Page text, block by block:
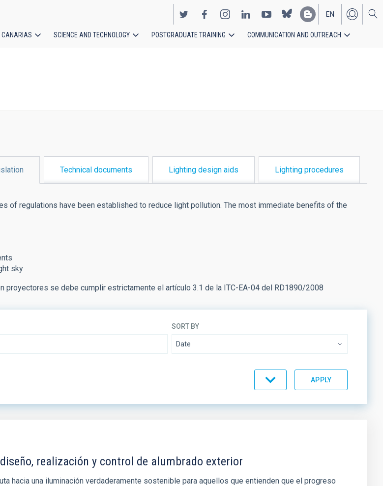
EN
ES
CANARIAS SCIENCE AND TECHNOLOGY POSTGRADUATE TRAINING COMMUNICATION AND OUTREACH
Technical documents Lighting design aids Lighting procedures
of regulations have been established to reduce light pollution. The most immediate benefits of the
sky
proyectores se debe cumplir estrictamente el artículo 3.1 de la ITC-EA-04 del RD1890/2008
SORT BY
realización y control de alumbrado exterior
hacia una iluminación verdaderamente sostenible para aquellos que entienden que el progreso